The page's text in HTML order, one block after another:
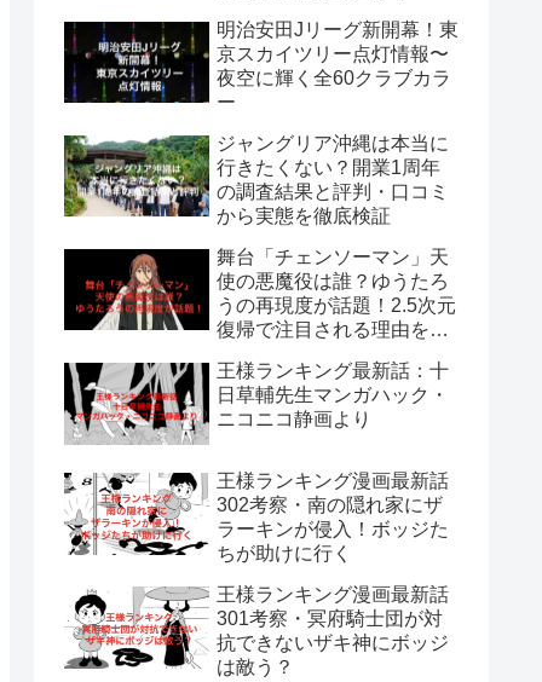
明治安田Jリーグ新開幕！東
京スカイツリー点灯情報〜
夜空に輝く全60クラブカラ
ー
ジャングリア沖縄は本当に
行きたくない？開業1周年
の調査結果と評判・口コミ
から実態を徹底検証
舞台「チェンソーマン」天
使の悪魔役は誰？ゆうたろ
うの再現度が話題！2.5次元
復帰で注目される理由を解
王様ランキング最新話：十
日草輔先生マンガハック・
ニコニコ静画より
王様ランキング漫画最新話
302考察・南の隠れ家にザ
ラーキンが侵入！ボッジた
ちが助けに行く
王様ランキング漫画最新話
301考察・冥府騎士団が対
抗できないザキ神にボッジ
は敵う？